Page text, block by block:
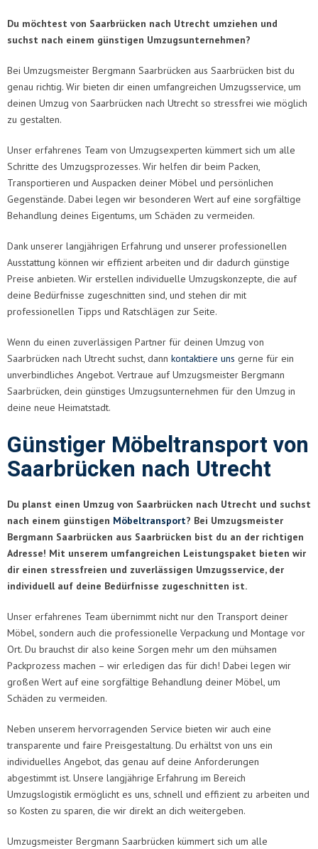
Du möchtest von Saarbrücken nach Utrecht umziehen und
suchst nach einem günstigen Umzugsunternehmen?
Bei Umzugsmeister Bergmann Saarbrücken aus Saarbrücken bist du
genau richtig. Wir bieten dir einen umfangreichen Umzugsservice, um
deinen Umzug von Saarbrücken nach Utrecht so stressfrei wie möglich
zu gestalten.
Unser erfahrenes Team von Umzugsexperten kümmert sich um alle
Schritte des Umzugsprozesses. Wir helfen dir beim Packen,
Transportieren und Auspacken deiner Möbel und persönlichen
Gegenstände. Dabei legen wir besonderen Wert auf eine sorgfältige
Behandlung deines Eigentums, um Schäden zu vermeiden.
Dank unserer langjährigen Erfahrung und unserer professionellen
Ausstattung können wir effizient arbeiten und dir dadurch günstige
Preise anbieten. Wir erstellen individuelle Umzugskonzepte, die auf
deine Bedürfnisse zugeschnitten sind, und stehen dir mit
professionellen Tipps und Ratschlägen zur Seite.
Wenn du einen zuverlässigen Partner für deinen Umzug von
Saarbrücken nach Utrecht suchst, dann kontaktiere uns gerne für ein
unverbindliches Angebot. Vertraue auf Umzugsmeister Bergmann
Saarbrücken, dein günstiges Umzugsunternehmen für den Umzug in
deine neue Heimatstadt.
Günstiger Möbeltransport von
Saarbrücken nach Utrecht
Du planst einen Umzug von Saarbrücken nach Utrecht und suchst
nach einem günstigen Möbeltransport? Bei Umzugsmeister
Bergmann Saarbrücken aus Saarbrücken bist du an der richtigen
Adresse! Mit unserem umfangreichen Leistungspaket bieten wir
dir einen stressfreien und zuverlässigen Umzugsservice, der
individuell auf deine Bedürfnisse zugeschnitten ist.
Unser erfahrenes Team übernimmt nicht nur den Transport deiner
Möbel, sondern auch die professionelle Verpackung und Montage vor
Ort. Du brauchst dir also keine Sorgen mehr um den mühsamen
Packprozess machen – wir erledigen das für dich! Dabei legen wir
großen Wert auf eine sorgfältige Behandlung deiner Möbel, um
Schäden zu vermeiden.
Neben unserem hervorragenden Service bieten wir auch eine
transparente und faire Preisgestaltung. Du erhältst von uns ein
individuelles Angebot, das genau auf deine Anforderungen
abgestimmt ist. Unsere langjährige Erfahrung im Bereich
Umzugslogistik ermöglicht es uns, schnell und effizient zu arbeiten und
so Kosten zu sparen, die wir direkt an dich weitergeben.
Umzugsmeister Bergmann Saarbrücken kümmert sich um alle